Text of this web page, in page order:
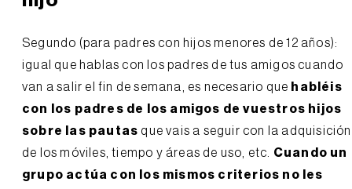
Segundo (para padres con hijos menores de 12 años):
igual que hablas con los padres de tus amigos cuando
van a salir el fin de semana, es necesario que habléis
con los padres de los amigos de vuestros hijos
sobre las pautas que vais a seguir con la adquisición
de los móviles, tiempo y áreas de uso, etc. Cuando un
grupo actúa con los mismos criterios no les